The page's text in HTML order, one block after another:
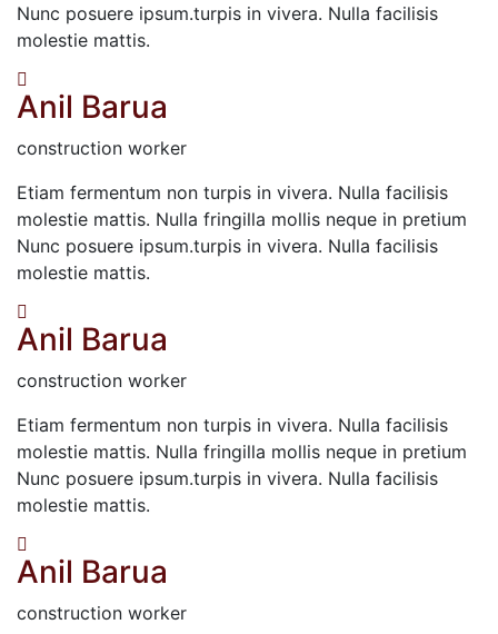
Nunc posuere ipsum.turpis in vivera. Nulla facilisis
molestie mattis.
Anil Barua
construction worker
Etiam fermentum non turpis in vivera. Nulla facilisis
molestie mattis. Nulla fringilla mollis neque in pretium
Nunc posuere ipsum.turpis in vivera. Nulla facilisis
molestie mattis.
Anil Barua
construction worker
Etiam fermentum non turpis in vivera. Nulla facilisis
molestie mattis. Nulla fringilla mollis neque in pretium
Nunc posuere ipsum.turpis in vivera. Nulla facilisis
molestie mattis.
Anil Barua
construction worker